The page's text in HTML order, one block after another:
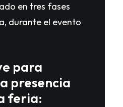
en tres fases
durante el evento
para
presencia
feria: